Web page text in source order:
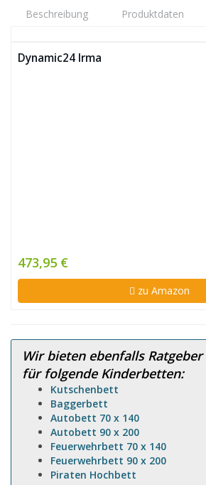
Beschreibung Produktdaten
Dynamic24 Irma
473,95 €
zu Amazon
Wir bieten ebenfalls
für folgende Kinderbetten:
Kutschenbett
Baggerbett
Autobett 70 x 140
Autobett 90 x 200
Feuerwehrbett 70 x 140
Feuerwehrbett 90 x 200
Piraten Hochbett